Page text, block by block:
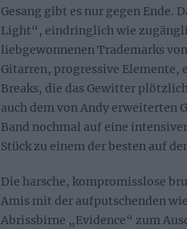
Gesang gibt es nur gegen Ende.
Light“, eindringlich wie
liebgewonnenen Trademarks
Gitarren, progressive Elemente,
Breaks, die das Gewitter
auch dem von Andy erweiterten
Band nochmal auf eine
Stück zu einem der besten auf
Die harsche, kompromisslose
Amis mit der aufputschenden
Abrissbirne „Evidence“ zum